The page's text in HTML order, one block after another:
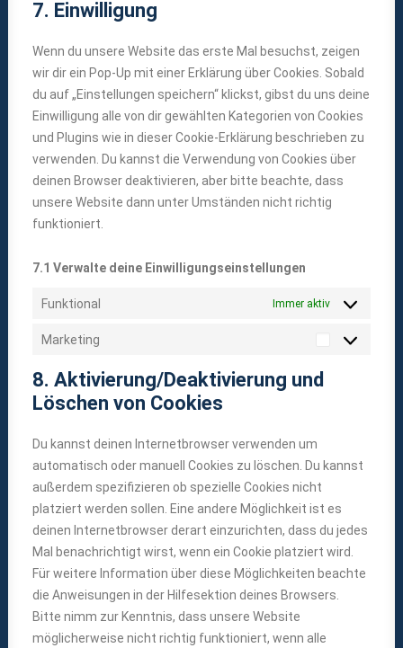
7. Einwilligung
Wenn du unsere Website das erste Mal besuchst, zeigen
wir dir ein Pop-Up mit einer Erklärung über Cookies. Sobald
du auf „Einstellungen speichern“ klickst, gibst du uns deine
Einwilligung alle von dir gewählten Kategorien von Cookies
und Plugins wie in dieser Cookie-Erklärung beschrieben zu
verwenden. Du kannst die Verwendung von Cookies über
deinen Browser deaktivieren, aber bitte beachte, dass
unsere Website dann unter Umständen nicht richtig
funktioniert.
7.1 Verwalte deine Einwilligungseinstellungen
Funktional Immer aktiv
Marketing
Marketing
8. Aktivierung/Deaktivierung und
Löschen von Cookies
Du kannst deinen Internetbrowser verwenden um
automatisch oder manuell Cookies zu löschen. Du kannst
außerdem spezifizieren ob spezielle Cookies nicht
platziert werden sollen. Eine andere Möglichkeit ist es
deinen Internetbrowser derart einzurichten, dass du jedes
Mal benachrichtigt wirst, wenn ein Cookie platziert wird.
Für weitere Information über diese Möglichkeiten beachte
die Anweisungen in der Hilfesektion deines Browsers.
Bitte nimm zur Kenntnis, dass unsere Website
möglicherweise nicht richtig funktioniert, wenn alle